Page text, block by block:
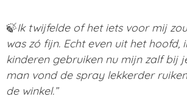
🍃Ik twijfelde of het iets voor mij
was zó fijn. Echt even uit het hoofd,
kinderen gebruiken nu mijn zalf bij
man vond de spray lekkerder
de winkel.”